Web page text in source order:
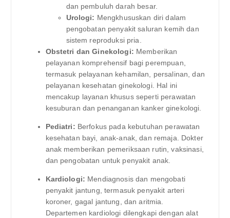
dan pembuluh darah besar.
Urologi: Mengkhususkan diri dalam
pengobatan penyakit saluran kemih dan
sistem reproduksi pria.
Obstetri dan Ginekologi: Memberikan
pelayanan komprehensif bagi perempuan,
termasuk pelayanan kehamilan, persalinan, dan
pelayanan kesehatan ginekologi. Hal ini
mencakup layanan khusus seperti perawatan
kesuburan dan penanganan kanker ginekologi.
Pediatri: Berfokus pada kebutuhan perawatan
kesehatan bayi, anak-anak, dan remaja. Dokter
anak memberikan pemeriksaan rutin, vaksinasi,
dan pengobatan untuk penyakit anak.
Kardiologi: Mendiagnosis dan mengobati
penyakit jantung, termasuk penyakit arteri
koroner, gagal jantung, dan aritmia.
Departemen kardiologi dilengkapi dengan alat